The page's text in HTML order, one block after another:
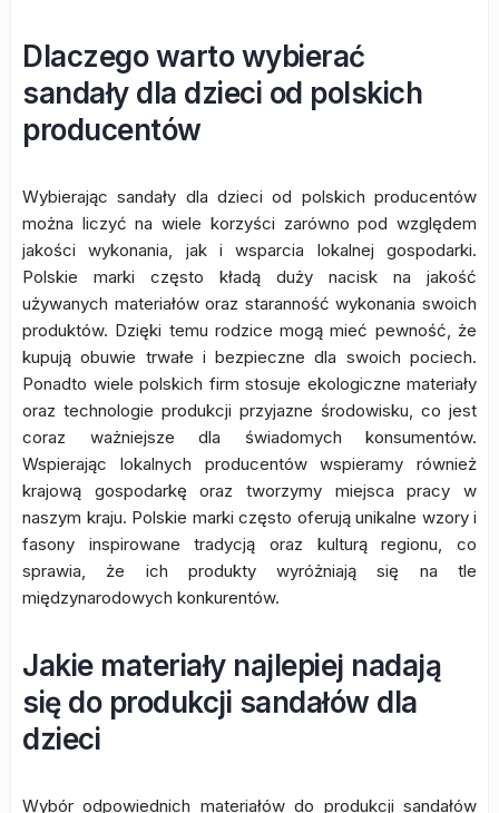
Dlaczego warto wybierać
sandały dla dzieci od polskich
producentów
Wybierając sandały dla dzieci od polskich producentów
można liczyć na wiele korzyści zarówno pod względem
jakości wykonania, jak i wsparcia lokalnej gospodarki.
Polskie marki często kładą duży nacisk na jakość
używanych materiałów oraz staranność wykonania swoich
produktów. Dzięki temu rodzice mogą mieć pewność, że
kupują obuwie trwałe i bezpieczne dla swoich pociech.
Ponadto wiele polskich firm stosuje ekologiczne materiały
oraz technologie produkcji przyjazne środowisku, co jest
coraz ważniejsze dla świadomych konsumentów.
Wspierając lokalnych producentów wspieramy również
krajową gospodarkę oraz tworzymy miejsca pracy w
naszym kraju. Polskie marki często oferują unikalne wzory i
fasony inspirowane tradycją oraz kulturą regionu, co
sprawia, że ich produkty wyróżniają się na tle
międzynarodowych konkurentów.
Jakie materiały najlepiej nadają
się do produkcji sandałów dla
dzieci
Wybór odpowiednich materiałów do produkcji sandałów